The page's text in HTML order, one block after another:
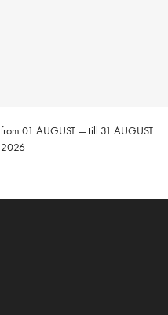
from 01 AUGUST — till 31 AUGUST
2026